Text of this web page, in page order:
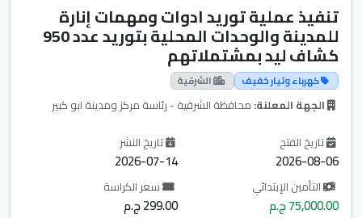
تنفيذ عملية توريد ادوات ومهمات إنارة
للمدينة والوحدات المحلية بتوريد عدد 950
كشاف ليد بمشتملاتهم
كهرباء وتيار خفيف الشرقية
الجهة المعلنة: محافظة الشرقية - رئاسة مركز ومدينة ابو كبير
تاريخ الفتح
2026-08-06
تاريخ النشر
2026-07-14
التأمين الإبتدائي
75,000.00 ج.م
سعر الكراسة
299.00 ج.م